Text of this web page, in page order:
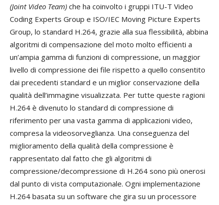
(Joint Video Team) che ha coinvolto i gruppi ITU-T Video
Coding Experts Group e ISO/IEC Moving Picture Experts
Group, lo standard H.264, grazie alla sua flessibilità, abbina
algoritmi di compensazione del moto molto efficienti a
un’ampia gamma di funzioni di compressione, un maggior
livello di compressione dei file rispetto a quello consentito
dai precedenti standard e un miglior conservazione della
qualità dell’immagine visualizzata. Per tutte queste ragioni
H.264 è divenuto lo standard di compressione di
riferimento per una vasta gamma di applicazioni video,
compresa la videosorveglianza. Una conseguenza del
miglioramento della qualità della compressione è
rappresentato dal fatto che gli algoritmi di
compressione/decompressione di H.264 sono più onerosi
dal punto di vista computazionale. Ogni implementazione
H.264 basata su un software che gira su un processore